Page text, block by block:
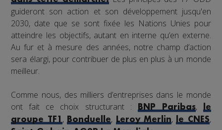
guideront son action et son développement jusqu'en
2030, date que se sont fixée les Nations Unies pour
atteindre les objectifs, autant en interne qu’en externe.
Au fur et à mesure des années, notre champ d’action
sera élargi, pour contribuer de plus en plus à un monde
meilleur.
Comme nous, des milliers d’entreprises dans le monde
ont fait ce choix structurant :
BNP Paribas,
le
groupe TF1,Bonduelle, Leroy Merlin,le CNES,